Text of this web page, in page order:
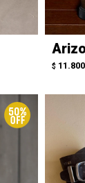
$ 11.800